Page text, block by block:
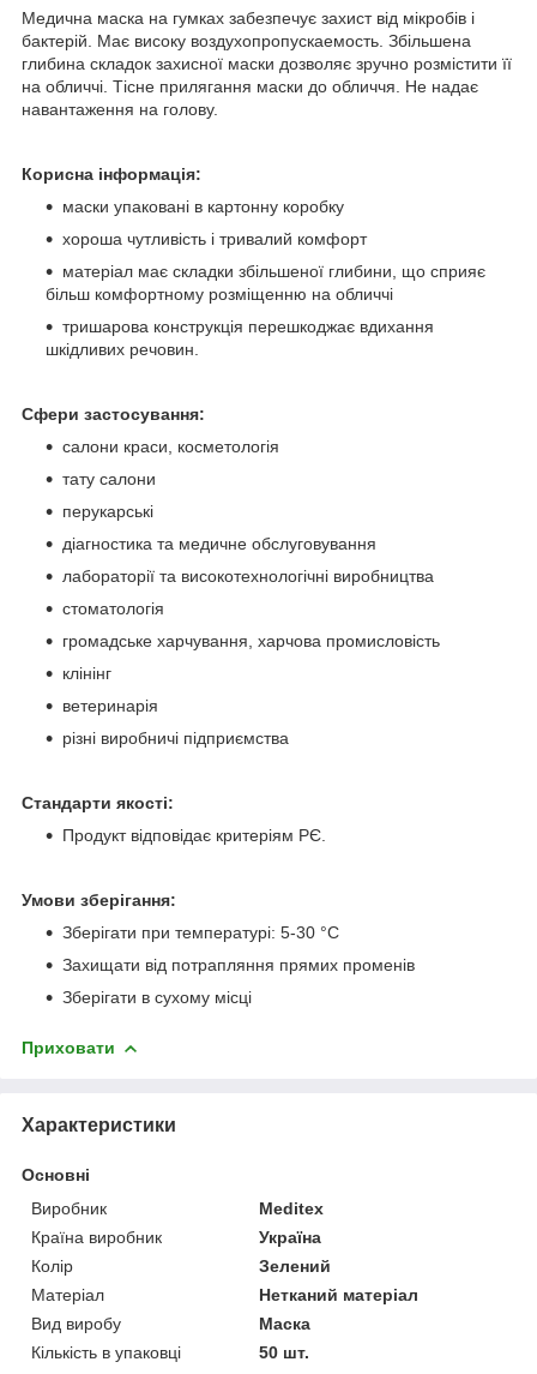
Медична маска на гумках забезпечує захист від мікробів і
бактерій. Має високу воздухопропускаемость. Збільшена
глибина складок захисної маски дозволяє зручно розмістити її
на обличчі. Тісне прилягання маски до обличчя. Не надає
навантаження на голову.
Корисна інформація:
маски упаковані в картонну коробку
хороша чутливість і тривалий комфорт
матеріал має складки збільшеної глибини, що сприяє
більш комфортному розміщенню на обличчі
тришарова конструкція перешкоджає вдихання
шкідливих речовин.
Сфери застосування:
салони краси, косметологія
тату салони
перукарські
діагностика та медичне обслуговування
лабораторії та високотехнологічні виробництва
стоматологія
громадське харчування, харчова промисловість
клінінг
ветеринарія
різні виробничі підприємства
Стандарти якості:
Продукт відповідає критеріям РЄ.
Умови зберігання:
Зберігати при температурі: 5-30 °C
Захищати від потрапляння прямих променів
Зберігати в сухому місці
Приховати
Характеристики
Основні
Виробник
Meditex
Країна виробник
Україна
Колір
Зелений
Матеріал
Нетканий матеріал
Вид виробу
Маска
Кількість в упаковці
50 шт.